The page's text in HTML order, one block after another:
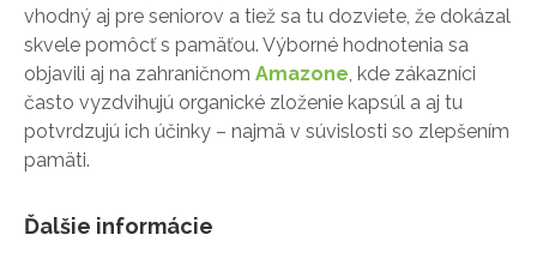
vhodný aj pre seniorov a tiež sa tu dozviete, že dokázal
skvele pomôcť s pamäťou. Výborné hodnotenia sa
objavili aj na zahraničnom Amazone , kde zákazníci
často vyzdvihujú organické zloženie kapsúl a aj tu
potvrdzujú ich účinky – najmä v súvislosti so zlepšením
pamäti.
Ďalšie informácie